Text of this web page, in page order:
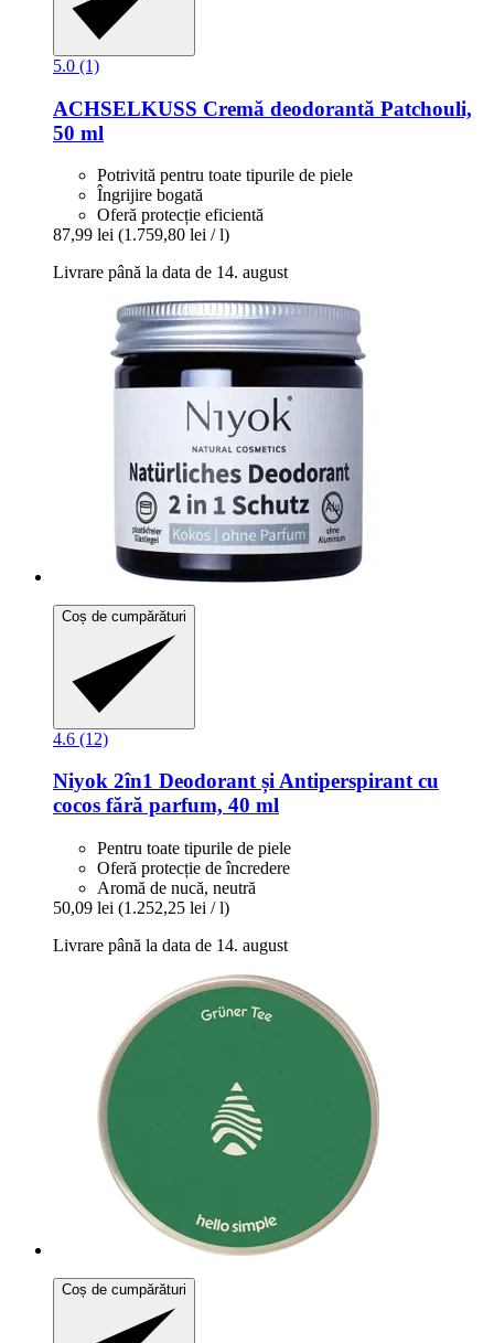
5.0 (1)
ACHSELKUSS Cremă deodorantă Patchouli,
50 ml
Potrivită pentru toate tipurile de piele
Îngrijire bogată
Oferă protecție eficientă
87,99 lei (1.759,80 lei / l)
Livrare până la data de 14. august
Coș de cumpărături
4.6 (12)
Niyok 2în1 Deodorant și Antiperspirant cu
cocos fără parfum, 40 ml
Pentru toate tipurile de piele
Oferă protecție de încredere
Aromă de nucă, neutră
50,09 lei (1.252,25 lei / l)
Livrare până la data de 14. august
Coș de cumpărături